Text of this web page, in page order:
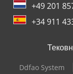
+49 201
+34 911
Ddfao System